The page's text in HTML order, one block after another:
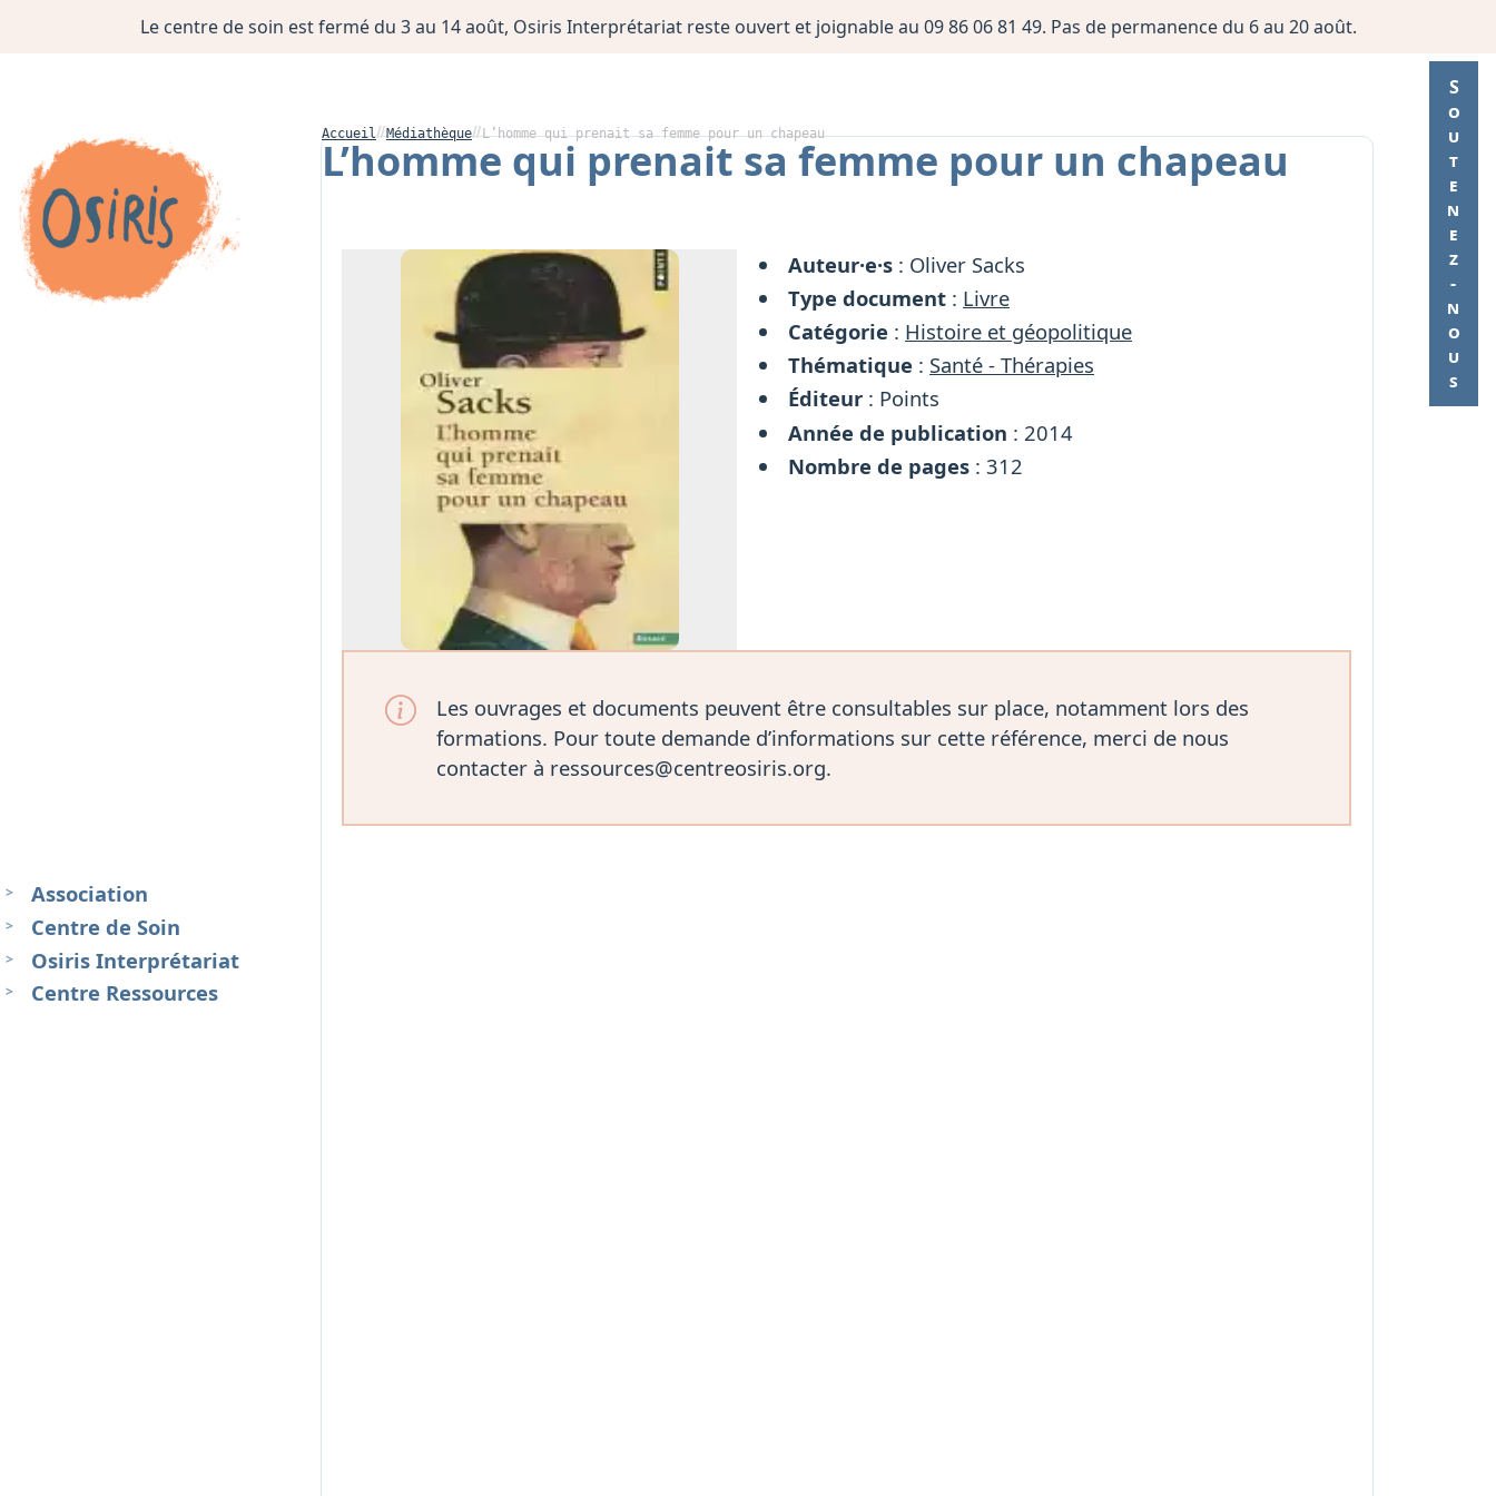
Le centre de soin est fermé du 3 au 14 août, Osiris Interprétariat reste ouvert et joignable au 09 86 06 81 49. Pas de permanence du 6 au 20 août.
Soutenez-nous
Association
Centre de Soin
Osiris Interprétariat
Centre Ressources
Accueil Médiathèque L’homme qui prenait sa femme pour un chapeau
L’homme qui prenait sa femme pour un chapeau
Auteur·e·s : Oliver Sacks
Type document : Livre
Catégorie : Histoire et géopolitique
Thématique : Santé - Thérapies
Éditeur : Points
Année de publication : 2014
Nombre de pages : 312
Les ouvrages et documents peuvent être consultables sur place, notamment lors des
formations. Pour toute demande d’informations sur cette référence, merci de nous
contacter à ressources@centreosiris.org.